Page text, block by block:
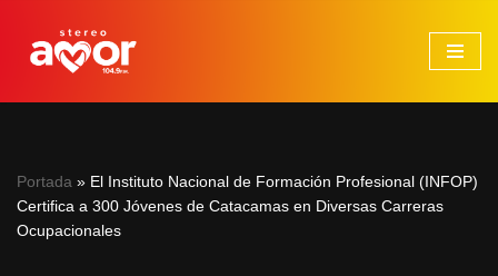
Saltar
Portada » El Instituto Nacional de Formación Profesional (INFOP)
Certifica a 300 Jóvenes de Catacamas en Diversas Carreras
Ocupacionales